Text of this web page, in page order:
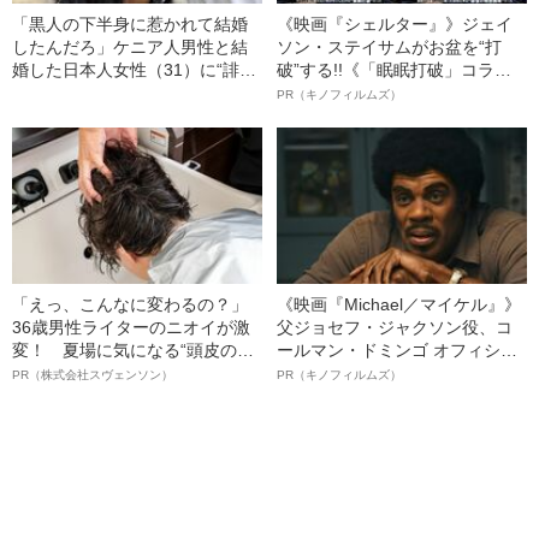
「黒人の下半身に惹かれて結婚
したんだろ」ケニア人男性と結
婚した日本人女性（31）に“誹謗
《映画『シェルター』》ジェイ
ソン・ステイサムがお盆を“打
破”する!!《「眠眠打破」コラ
ボ》
PR（キノフィルムズ）
「えっ、こんなに変わるの？」
36歳男性ライターのニオイが激
変！ 夏場に気になる“頭皮のニ
オイ”や“ベタつき”を解消す
PR（株式会社スヴェンソン）
《映画『Michael／マイケル』》
父ジョセフ・ジャクソン役、コ
ールマン・ドミンゴ オフィシャ
ルインタビュー“観客を魅了した
PR（キノフィルムズ）